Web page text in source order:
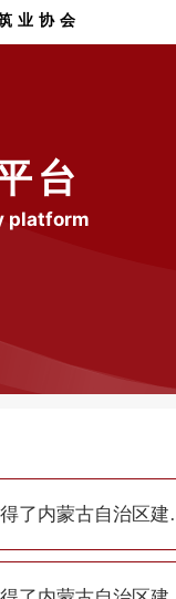
业协会
台
platform
获得了内